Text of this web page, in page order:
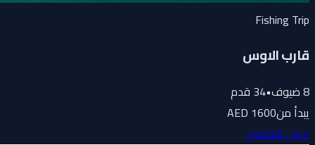
Fishing Trip
قارب الاوس
8ضيوف•
34 قدم
يبدأ من1600 AED
عرض التفاصيل